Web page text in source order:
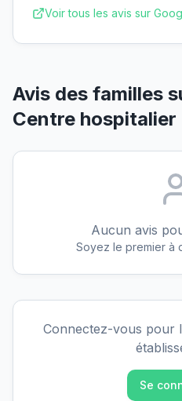
Voir tous les avis sur
Avis des familles
Centre hospitalier
Aucun avis
Soyez le premier à
Connectez-vous pour
Se